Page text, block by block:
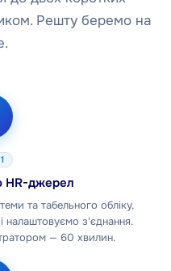
Решту беремо на
HR-джерел
та табельного обліку,
налаштовуємо з'єднання.
— 60 хвилин.